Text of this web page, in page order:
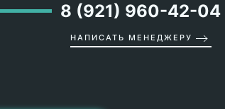
8 (921) 960-42-04
НАПИСАТЬ МЕНЕДЖЕРУ